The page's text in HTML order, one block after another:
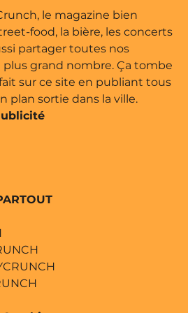
droits réservés •
Onda Web •
le magazine bien
food, la bière, les concerts
partager toutes nos
grand nombre. Ça tombe
fait sur ce site en publiant tous
plan sortie dans la ville.